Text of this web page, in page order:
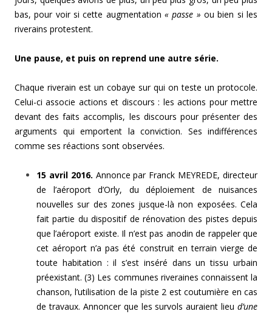
bas, pour voir si cette augmentation « passe » ou bien si les
riverains protestent.
Une pause, et puis on reprend une autre série.
Chaque riverain est un cobaye sur qui on teste un protocole.
Celui-ci associe actions et discours : les actions pour mettre
devant des faits accomplis, les discours pour présenter des
arguments qui emportent la conviction. Ses indifférences
comme ses réactions sont observées.
15 avril 2016. Annonce par Franck MEYREDE, directeur
de l’aéroport d’Orly, du déploiement de nuisances
nouvelles sur des zones jusque-là non exposées. Cela
fait partie du dispositif de rénovation des pistes depuis
que l’aéroport existe. Il n’est pas anodin de rappeler que
cet aéroport n’a pas été construit en terrain vierge de
toute habitation : il s’est inséré dans un tissu urbain
préexistant. (3) Les communes riveraines connaissent la
chanson, l’utilisation de la piste 2 est coutumière en cas
de travaux. Annoncer que les survols auraient lieu d’une